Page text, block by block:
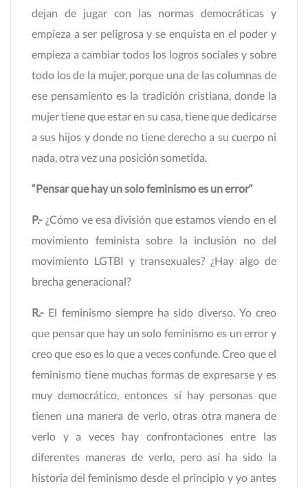
dejan de jugar con las normas democráticas y
empieza a ser peligrosa y se enquista en el poder y
empieza a cambiar todos los logros sociales y sobre
todo los de la mujer, porque una de las columnas de
ese pensamiento es la tradición cristiana, donde la
mujer tiene que estar en su casa, tiene que dedicarse
a sus hijos y donde no tiene derecho a su cuerpo ni
nada, otra vez una posición sometida.
“Pensar que hay un solo feminismo es un error“
P.- ¿Cómo ve esa división que estamos viendo en el
movimiento feminista sobre la inclusión no del
movimiento LGTBI y transexuales? ¿Hay algo de
brecha generacional?
R.- El feminismo siempre ha sido diverso. Yo creo
que pensar que hay un solo feminismo es un error y
creo que eso es lo que a veces confunde. Creo que el
feminismo tiene muchas formas de expresarse y es
muy democrático, entonces sí hay personas que
tienen una manera de verlo, otras otra manera de
verlo y a veces hay confrontaciones entre las
diferentes maneras de verlo, pero así ha sido la
historia del feminismo desde el principio y yo antes